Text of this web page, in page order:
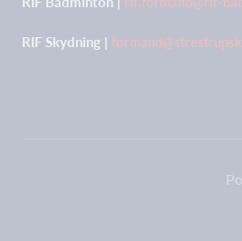
RIF Skydning |